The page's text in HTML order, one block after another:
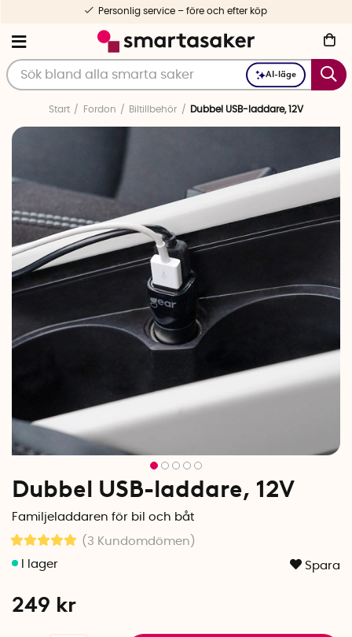
AI-läge
Personlig service – före och efter köp
Start Fordon Biltillbehör Dubbel USB-laddare, 12V
Dubbel USB-laddare, 12V
Familjeladdaren för bil och båt
(3 Kundomdömen )
Spara
249 kr